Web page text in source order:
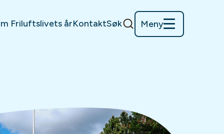
Friluftslivets årKontaktSøk Meny